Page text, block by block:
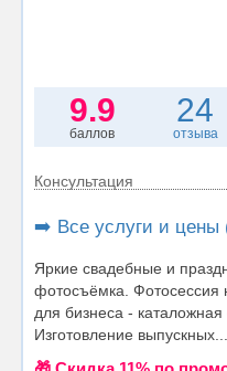
9.9
баллов
24
отзыва
Консультация
➡️ Все услуги и цены
Яркие свадебные и
фотосъёмка.
для бизнеса -
Изготовление выпускных...